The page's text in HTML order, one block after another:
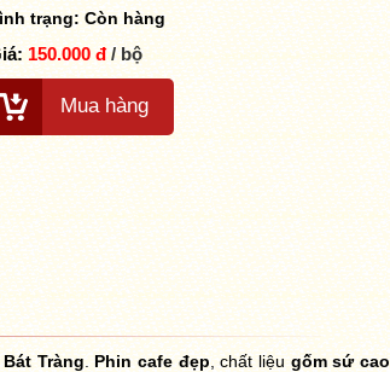
trạng: Còn hàng
150.000 đ/ bộ
Mua hàng
Bát Tràng Phin cafe đẹp , chất liệu gốm sứ cao